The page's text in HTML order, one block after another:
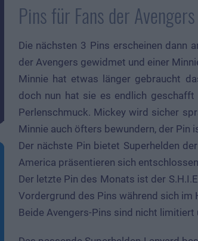
Pins für Fans der
Die nächsten 3 Pins erscheinen dann
der Avengers gewidmet und einer
Minnie hat etwas länger gebraucht
doch nun hat sie es endlich
Perlenschmuck. Mickey wird sicher
Minnie auch öfters bewundern, der Pin
Der nächste Pin bietet Superhelden
America präsentieren sich
Der letzte Pin des Monats ist der
Vordergrund des Pins während sich im
Beide Avengers-Pins sind nicht